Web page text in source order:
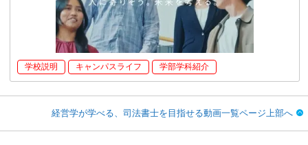
学校説明 キャンパスライフ 学部学科紹介
経営学が学べる、司法書士を目指せる動画一覧ページ上部へ